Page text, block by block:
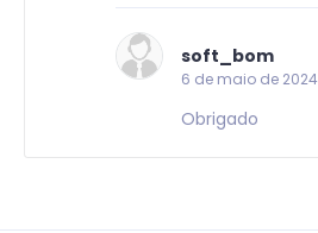
soft_bom
6 de maio de 2024
Obrigado